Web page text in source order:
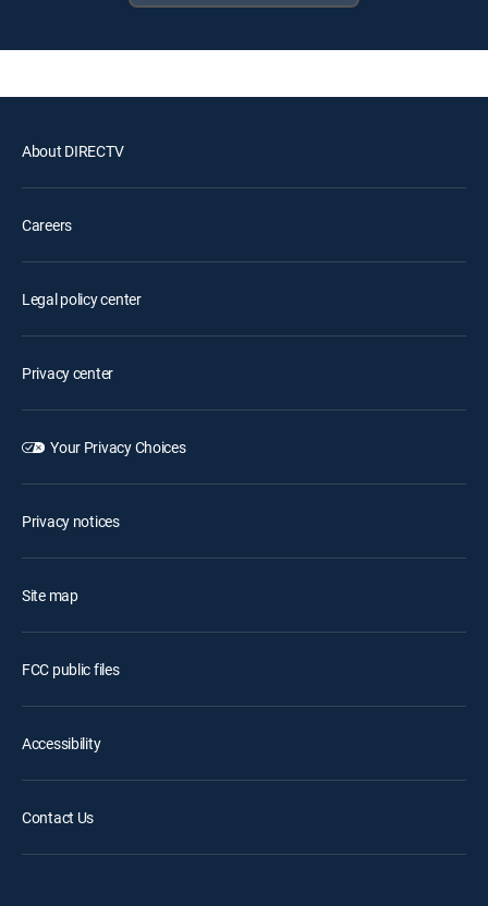
About DIRECTV
Careers
Legal policy center
Privacy center
Your Privacy Choices
Privacy notices
Site map
FCC public files
Accessibility
Contact Us